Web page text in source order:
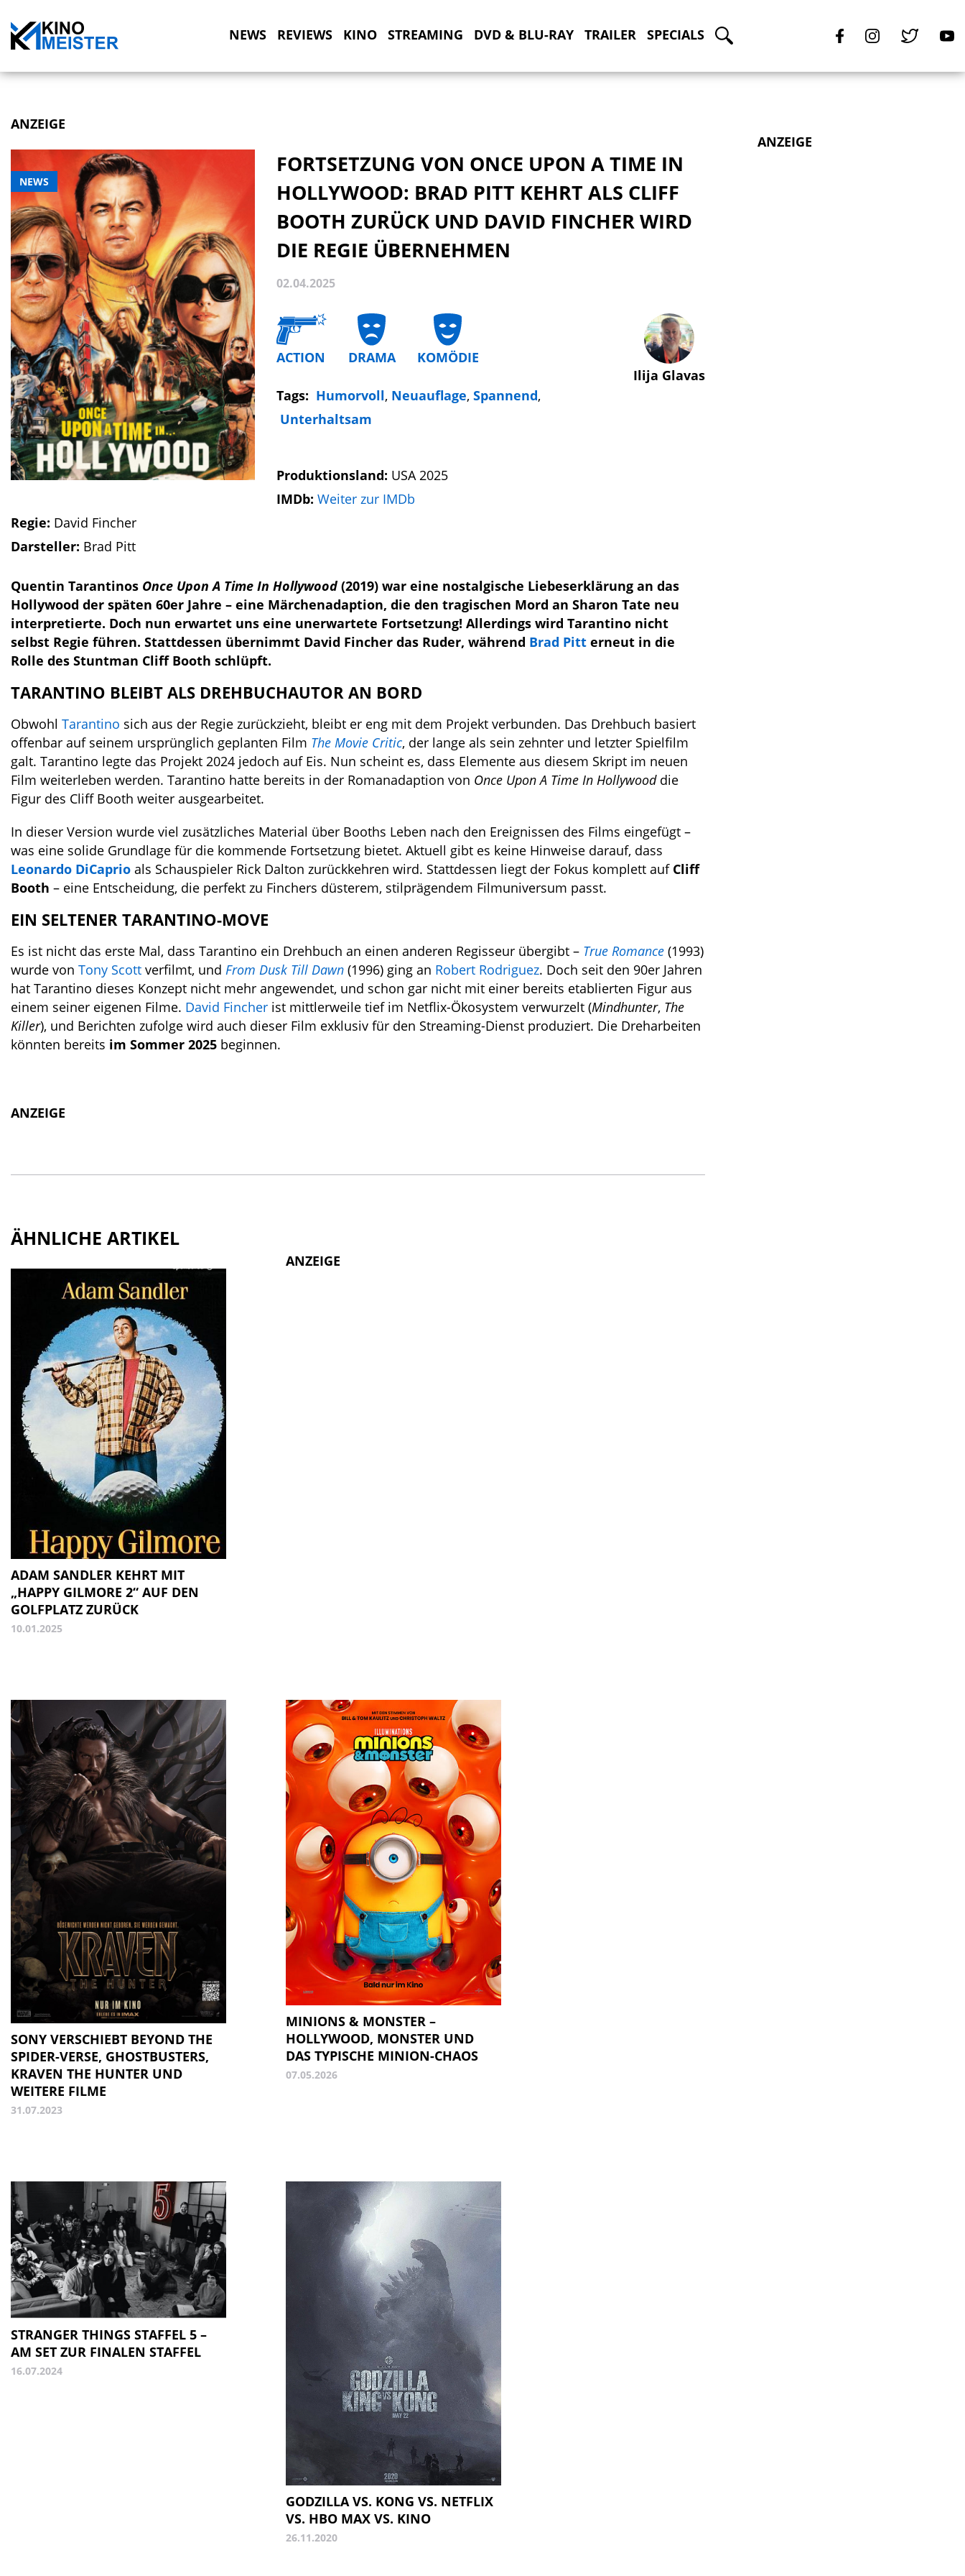
NEWS REVIEWS KINO STREAMING DVD & BLU-RAY TRAILER SPECIALS
ANZEIGE
NEWS
FORTSETZUNG VON ONCE UPON A TIME IN
HOLLYWOOD: BRAD PITT KEHRT ALS CLIFF
BOOTH ZURÜCK UND DAVID FINCHER WIRD
DIE REGIE ÜBERNEHMEN
02.04.2025
ACTION DRAMA KOMÖDIE
Tags: Humorvoll, Neuauflage, Spannend,
Unterhaltsam
Ilija Glavas
Produktionsland: USA 2025
IMDb: Weiter zur IMDb
Regie: David Fincher
Darsteller: Brad Pitt
Quentin Tarantinos Once Upon A Time In Hollywood(2019) war eine nostalgische Liebeserklärung an das
Hollywood der späten 60er Jahre – eine Märchenadaption, die den tragischen Mord an Sharon Tate neu
interpretierte. Doch nun erwartet uns eine unerwartete Fortsetzung! Allerdings wird Tarantino nicht
selbst Regie führen. Stattdessen übernimmt David Fincher das Ruder, während Brad Pitt erneut in die
Rolle des Stuntman Cliff Booth schlüpft.
TARANTINO BLEIBT ALS DREHBUCHAUTOR AN BORD
Obwohl Tarantino sich aus der Regie zurückzieht, bleibt er eng mit dem Projekt verbunden. Das Drehbuch basiert
offenbar auf seinem ursprünglich geplanten Film The Movie Critic, der lange als sein zehnter und letzter Spielfilm
galt. Tarantino legte das Projekt 2024 jedoch auf Eis. Nun scheint es, dass Elemente aus diesem Skript im neuen
Film weiterleben werden. Tarantino hatte bereits in der Romanadaption von Once Upon A Time In Hollywooddie
Figur des Cliff Booth weiter ausgearbeitet.
In dieser Version wurde viel zusätzliches Material über Booths Leben nach den Ereignissen des Films eingefügt –
was eine solide Grundlage für die kommende Fortsetzung bietet. Aktuell gibt es keine Hinweise darauf, dass
Leonardo DiCaprio als Schauspieler Rick Dalton zurückkehren wird. Stattdessen liegt der Fokus komplett auf Cliff
Booth – eine Entscheidung, die perfekt zu Finchers düsterem, stilprägendem Filmuniversum passt.
EIN SELTENER TARANTINO-MOVE
Es ist nicht das erste Mal, dass Tarantino ein Drehbuch an einen anderen Regisseur übergibt – True Romance (1993)
wurde von Tony Scott verfilmt, und From Dusk Till Dawn (1996) ging an Robert Rodriguez. Doch seit den 90er Jahren
hat Tarantino dieses Konzept nicht mehr angewendet, und schon gar nicht mit einer bereits etablierten Figur aus
einem seiner eigenen Filme. David Fincher ist mittlerweile tief im Netflix-Ökosystem verwurzelt (Mindhunter, The
Killer), und Berichten zufolge wird auch dieser Film exklusiv für den Streaming-Dienst produziert. Die Dreharbeiten
könnten bereits im Sommer 2025 beginnen.
ANZEIGE
ÄHNLICHE ARTIKEL
ADAM SANDLER KEHRT MIT
„HAPPY GILMORE 2“ AUF DEN
GOLFPLATZ ZURÜCK
10.01.2025
ANZEIGE
SONY VERSCHIEBT BEYOND THE
SPIDER-VERSE, GHOSTBUSTERS,
KRAVEN THE HUNTER UND
WEITERE FILME
31.07.2023
MINIONS & MONSTER –
HOLLYWOOD, MONSTER UND
DAS TYPISCHE MINION-CHAOS
07.05.2026
STRANGER THINGS STAFFEL 5 –
AM SET ZUR FINALEN STAFFEL
16.07.2024
GODZILLA VS. KONG VS. NETFLIX
VS. HBO MAX VS. KINO
26.11.2020
ANZEIGE